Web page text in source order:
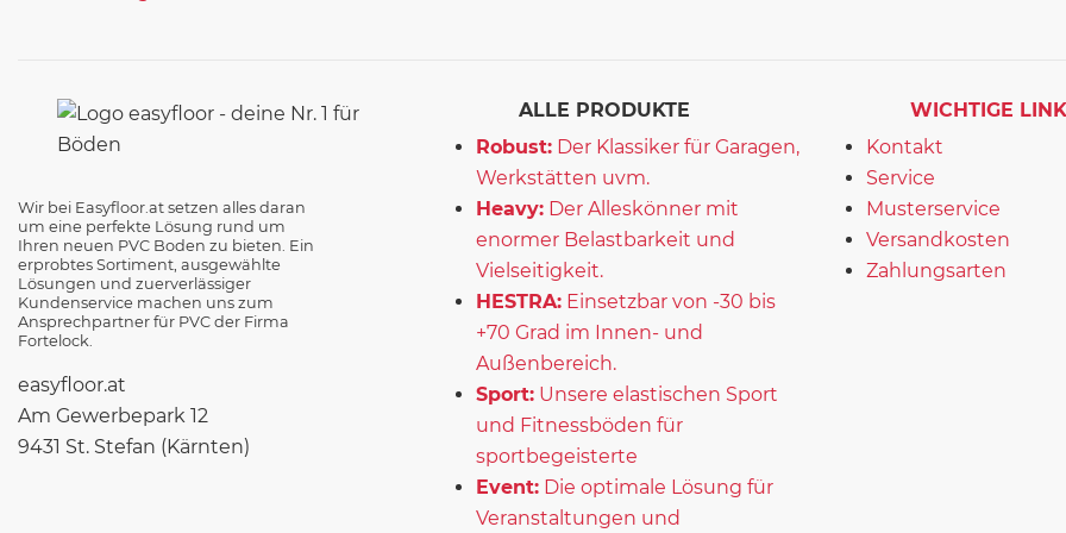
Wir bei Easyfloor.at setzen alles daran
um eine perfekte Lösung rund um
Ihren neuen PVC Boden zu bieten. Ein
erprobtes Sortiment, ausgewählte
Lösungen und zuerverlässiger
Kundenservice machen uns zum
Ansprechpartner für PVC der Firma
Fortelock.
easyfloor.at
Am Gewerbepark 12
9431 St. Stefan (Kärnten)
ALLE PRODUKTE
Robust: Der Klassiker für Garagen,
Werkstätten uvm.
Heavy: Der Alleskönner mit
enormer Belastbarkeit und
Vielseitigkeit.
HESTRA: Einsetzbar von -30 bis
+70 Grad im Innen- und
Außenbereich.
Sport: Unsere elastischen Sport
und Fitnessböden für
sportbegeisterte
Event: Die optimale Lösung für
Veranstaltungen und
WICHTIGE
Kontakt
Service
Musterservice
Versandkosten
Zahlungsarten